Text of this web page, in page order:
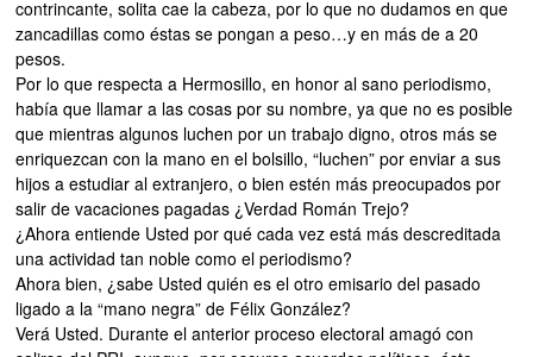
contrincante, solita cae la cabeza, por lo que no dudamos en que
zancadillas como éstas se pongan a peso…y en más de a 20
pesos.
Por lo que respecta a Hermosillo, en honor al sano periodismo,
había que llamar a las cosas por su nombre, ya que no es posible
que mientras algunos luchen por un trabajo digno, otros más se
enriquezcan con la mano en el bolsillo, “luchen” por enviar a sus
hijos a estudiar al extranjero, o bien estén más preocupados por
salir de vacaciones pagadas ¿Verdad Román Trejo?
¿Ahora entiende Usted por qué cada vez está más descreditada
una actividad tan noble como el periodismo?
Ahora bien, ¿sabe Usted quién es el otro emisario del pasado
ligado a la “mano negra” de Félix González?
Verá Usted. Durante el anterior proceso electoral amagó con